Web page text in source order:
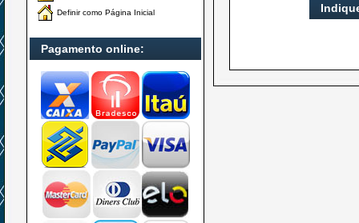
Definir como Página Inicial
Pagamento online: